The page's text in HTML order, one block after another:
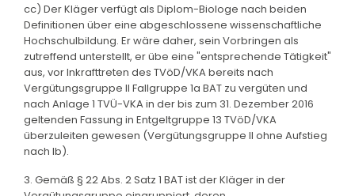
cc) Der Kläger verfügt als Diplom-Biologe nach beiden
Definitionen über eine abgeschlossene wissenschaftliche
Hochschulbildung. Er wäre daher, sein Vorbringen als
zutreffend unterstellt, er übe eine "entsprechende Tätigkeit"
aus, vor Inkrafttreten des TVöD/VKA bereits nach
Vergütungsgruppe II Fallgruppe 1a BAT zu vergüten und
nach Anlage 1 TVÜ-VKA in der bis zum 31. Dezember 2016
geltenden Fassung in Entgeltgruppe 13 TVöD/VKA
überzuleiten gewesen (Vergütungsgruppe II ohne Aufstieg
nach Ib).
3. Gemäß § 22 Abs. 2 Satz 1 BAT ist der Kläger in der